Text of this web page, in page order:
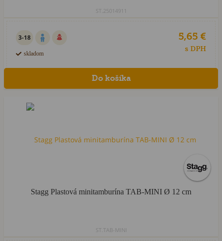
ST.25014911
3-18
skladom
5,65 €
s DPH
Stagg Plastová minitamburína TAB-MINI Ø 12 cm
ST.TAB-MINI